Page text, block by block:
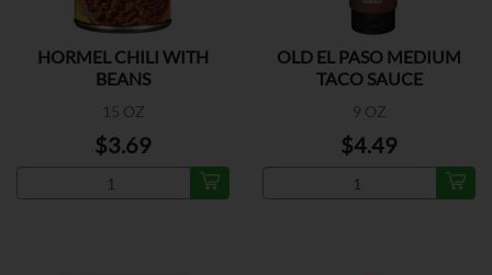
HORMEL CHILI WITH
BEANS
15 OZ
$3.69
OLD EL PASO MEDIUM
TACO SAUCE
9 OZ
$4.49